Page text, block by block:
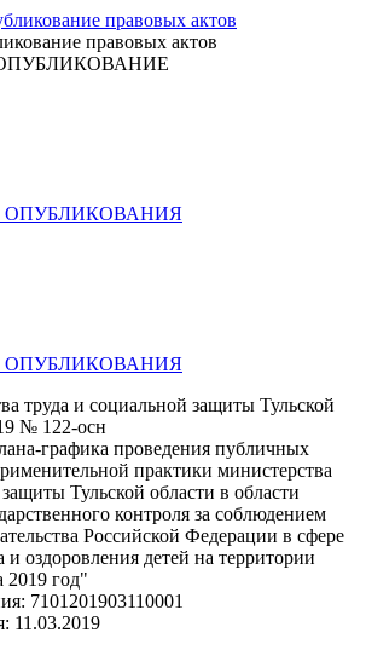
правовых актов
ОПУБЛИКОВАНИЯ
ОПУБЛИКОВАНИЯ
труда и социальной защиты Тульской
№ 122-осн
графика проведения публичных
практики министерства
Тульской области в области
контроля за соблюдением
Российской Федерации в сфере
оздоровления детей на территории
2019 год"
7101201903110001
11.03.2019